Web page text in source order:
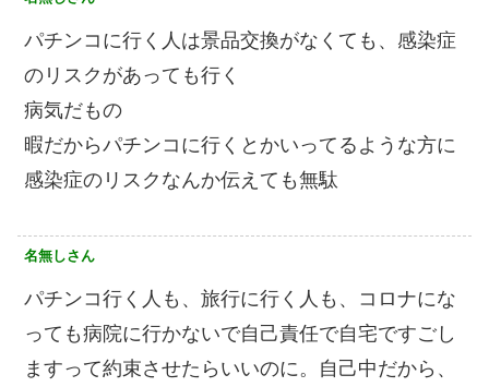
パチンコに行く人は景品交換がなくても、感染症
のリスクがあっても行く
病気だもの
暇だからパチンコに行くとかいってるような方に
感染症のリスクなんか伝えても無駄
名無しさん
パチンコ行く人も、旅行に行く人も、コロナにな
っても病院に行かないで自己責任で自宅ですごし
ますって約束させたらいいのに。自己中だから、